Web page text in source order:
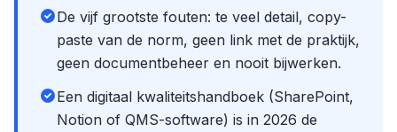
De vijf grootste fouten: te veel detail, copy-
paste van de norm, geen link met de praktijk,
geen documentbeheer en nooit bijwerken.
Een digitaal kwaliteitshandboek (SharePoint,
Notion of QMS-software) is in 2026 de